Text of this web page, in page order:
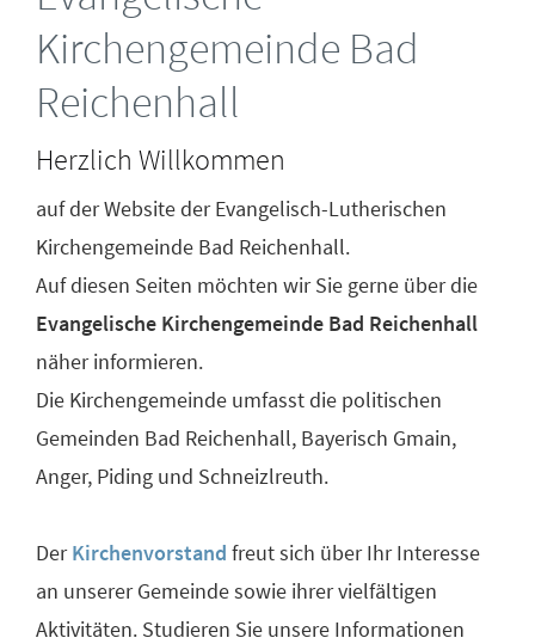
Kirchengemeinde Bad
Reichenhall
Herzlich Willkommen
auf der Website der Evangelisch-Lutherischen
Kirchengemeinde Bad Reichenhall.
Auf diesen Seiten möchten wir Sie gerne über die
Evangelische Kirchengemeinde Bad Reichenhall
näher informieren.
Die Kirchengemeinde umfasst die politischen
Gemeinden Bad Reichenhall, Bayerisch Gmain,
Anger, Piding und Schneizlreuth.
DerKirchenvorstand freut sich über Ihr Interesse
an unserer Gemeinde sowie ihrer vielfältigen
Aktivitäten. Studieren Sie unsere Informationen